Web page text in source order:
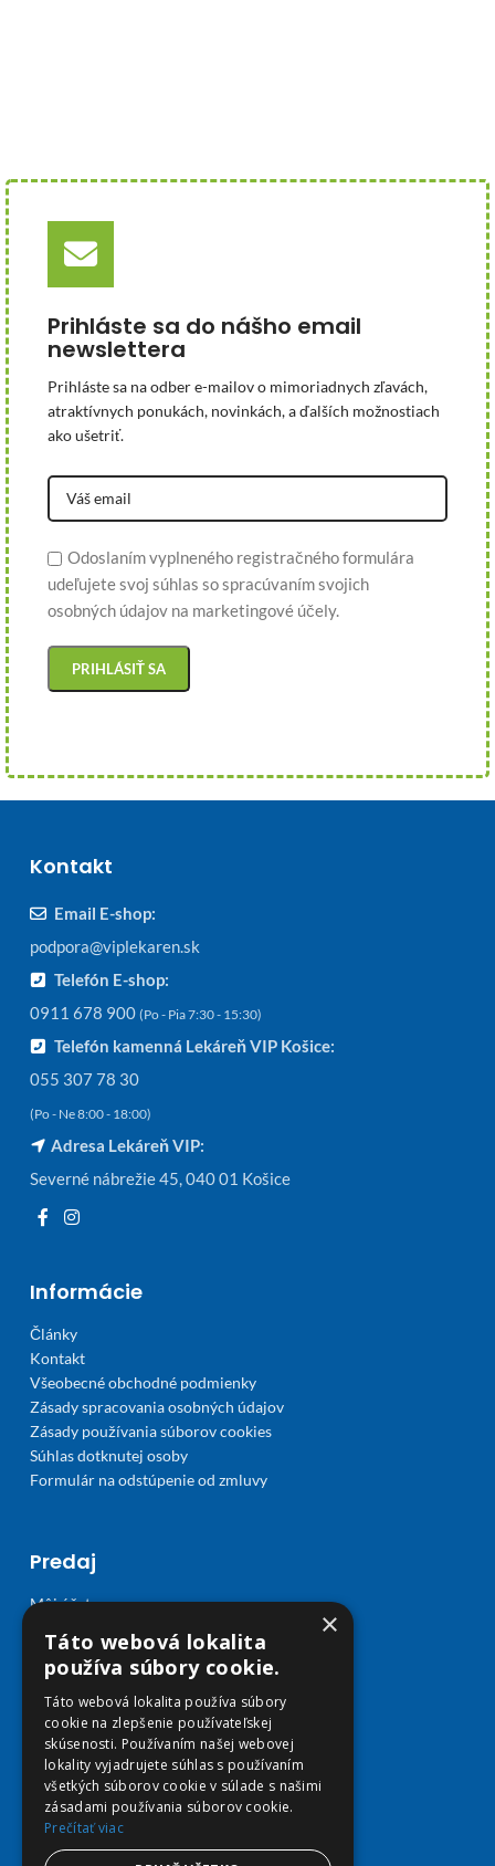
Prihláste sa do nášho email
newslettera
Prihláste sa na odber e-mailov o mimoriadnych zľavách,
atraktívnych ponukách, novinkách, a ďalších možnostiach
ako ušetriť.
Odoslaním vyplneného registračného formulára
udeľujete svoj súhlas so spracúvaním svojich
osobných údajov na marketingové účely.
Kontakt
Email E-shop:
podpora@viplekaren.sk
Telefón E-shop:
0911 678 900 (Po - Pia 7:30 - 15:30)
Telefón kamenná Lekáreň VIP Košice:
055 307 78 30
(Po - Ne 8:00 - 18:00)
Adresa Lekáreň VIP:
Severné nábrežie 45, 040 01 Košice
Informácie
Články
Kontakt
Všeobecné obchodné podmienky
Zásady spracovania osobných údajov
Zásady používania súborov cookies
Súhlas dotknutej osoby
Formulár na odstúpenie od zmluvy
Predaj
Môj účet
Košík
Doprava a platba
×
Táto webová lokalita
používa súbory cookie.
Táto webová lokalita používa súbory
cookie na zlepšenie používateľskej
skúsenosti. Používaním našej webovej
lokality vyjadrujete súhlas s používaním
všetkých súborov cookie v súlade s našimi
zásadami používania súborov cookie.
Prečítať viac